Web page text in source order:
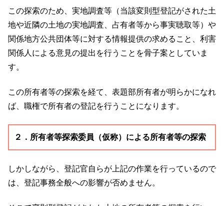
この探索のため、実地調査等（当該変則型登記がされた土
地や近隣の土地の実地調査、占有者等から事実聴取等）や
関係地方公共団体等に対する情報提供の求めること、利害
関係人による意見の提出を行うことを骨子案としていま
す。
この所有者等の探索を経て、表題部所有者が明らかになれ
ば、職権で所有者の登記を行うことになります。
２．所有者等探索委員（仮称）による所有者等の探索
しかしながら、登記官自らが上記の作業を行っているので
は、登記事務全般への影響が否めません。